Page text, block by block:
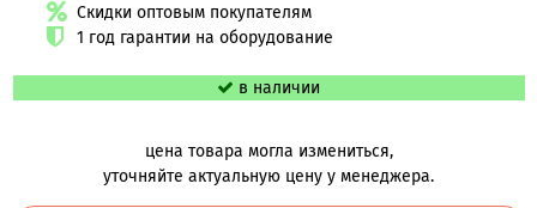
Скидки оптовым покупателям
1 год гарантии на оборудование
в наличии
цена товара могла измениться,
уточняйте актуальную цену у менеджера.